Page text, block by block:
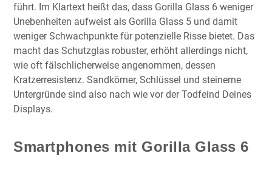
führt. Im Klartext heißt das, dass Gorilla Glass 6 weniger
Unebenheiten aufweist als Gorilla Glass 5 und damit
weniger Schwachpunkte für potenzielle Risse bietet. Das
macht das Schutzglas robuster, erhöht allerdings nicht,
wie oft fälschlicherweise angenommen, dessen
Kratzerresistenz. Sandkörner, Schlüssel und steinerne
Untergründe sind also nach wie vor der Todfeind Deines
Displays.
Smartphones mit Gorilla Glass 6